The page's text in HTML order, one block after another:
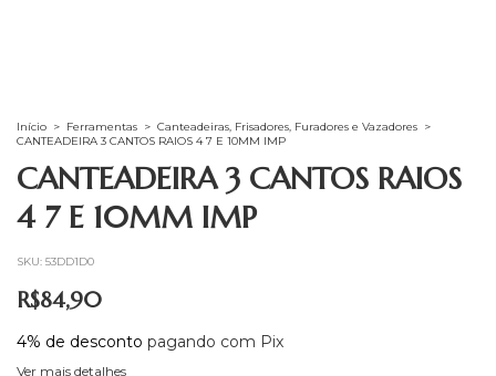
Início > Ferramentas > Canteadeiras, Frisadores, Furadores e Vazadores >
CANTEADEIRA 3 CANTOS RAIOS 4 7 E 10MM IMP
CANTEADEIRA 3 CANTOS RAIOS
4 7 E 10MM IMP
SKU: 53DD1D0
R$84,90
4% de desconto pagando com Pix
Ver mais detalhes